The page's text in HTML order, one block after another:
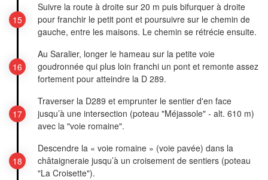
Suivre la route à droite sur 20 m puis bifurquer à droite
pour franchir le petit pont et poursuivre sur le chemin de
gauche, entre les maisons. Le chemin se rétrécie ensuite.
Au Saralier, longer le hameau sur la petite voie
goudronnée qui plus loin franchi un pont et remonte assez
fortement pour atteindre la D 289.
Traverser la D289 et emprunter le sentier d'en face
jusqu’à une intersection (poteau "Méjassole" - alt. 610 m)
avec la "voie romaine".
Descendre la « voie romaine » (voie pavée) dans la
châtaigneraie jusqu’à un croisement de sentiers (poteau
"La Croisette").